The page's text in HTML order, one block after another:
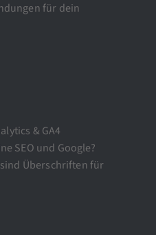
für dein
& GA4
SEO und Google?
sind Überschriften für